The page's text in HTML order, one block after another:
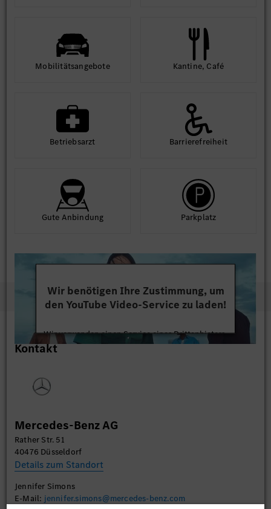
Mobilitäts­angebote Kantine, Café
Betriebs­arzt Barriere­frei­heit
Gute An­bindung Park­platz
Wir benötigen Ihre Zustimmung, um
den YouTube Video-Service zu laden!
Wir verwenden einen Service eines Drittanbieters,
um Videoinhalte einzubetten. Dieser Service kann
Kontakt
Mercedes-Benz AG
Rather Str. 51
40476 Düsseldorf
Details zum Standort
Jennifer Simons
E-Mail: jennifer.simons@mercedes-benz.com